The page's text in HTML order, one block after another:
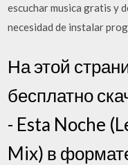
escuchar musica gratis y
necesidad de instalar
На этой
бесплатно
- Esta Noche
Mix) в